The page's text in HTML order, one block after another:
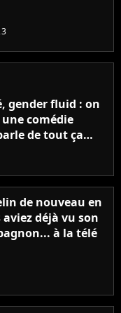
gender fluid : on
comédie
de tout ça
ringarde
de nouveau en
déjà vu son
à la télé